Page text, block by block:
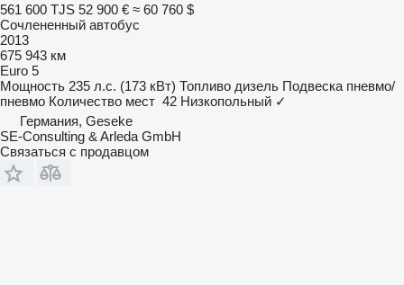
561 600 TJS 52 900 € ≈ 60 760 $
Сочлененный автобус
2013
675 943 км
Euro 5
Мощность 235 л.с. (173 кВт) Топливо дизель Подвеска пневмо/
пневмо Количество мест 42 Низкопольный ✓
Германия, Geseke
SE-Consulting & Arleda GmbH
Связаться с продавцом